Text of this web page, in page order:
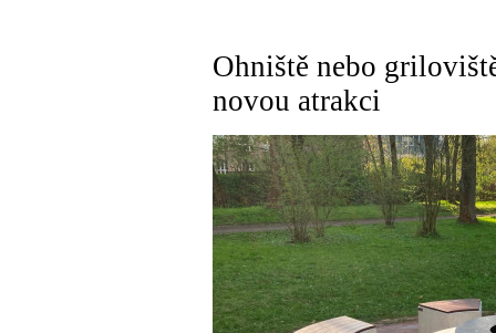
Ohniště nebo
novou atrakci